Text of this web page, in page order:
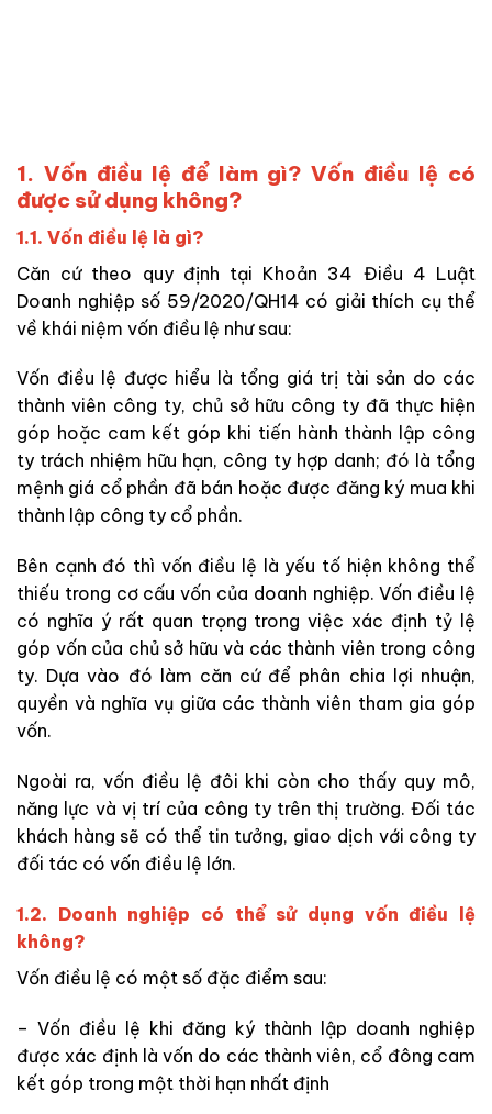
1. Vốn điều lệ để làm gì? Vốn điều lệ có
được sử dụng không?
1.1. Vốn điều lệ là gì?
Căn cứ theo quy định tại Khoản 34 Điều 4 Luật
Doanh nghiệp số 59/2020/QH14 có giải thích cụ thể
về khái niệm vốn điều lệ như sau:
Vốn điều lệ được hiểu là tổng giá trị tài sản do các
thành viên công ty, chủ sở hữu công ty đã thực hiện
góp hoặc cam kết góp khi tiến hành thành lập công
ty trách nhiệm hữu hạn, công ty hợp danh; đó là tổng
mệnh giá cổ phần đã bán hoặc được đăng ký mua khi
thành lập công ty cổ phần.
Bên cạnh đó thì vốn điều lệ là yếu tố hiện không thể
thiếu trong cơ cấu vốn của doanh nghiệp. Vốn điều lệ
có nghĩa ý rất quan trọng trong việc xác định tỷ lệ
góp vốn của chủ sở hữu và các thành viên trong công
ty. Dựa vào đó làm căn cứ để phân chia lợi nhuận,
quyền và nghĩa vụ giữa các thành viên tham gia góp
vốn.
Ngoài ra, vốn điều lệ đôi khi còn cho thấy quy mô,
năng lực và vị trí của công ty trên thị trường. Đối tác
khách hàng sẽ có thể tin tưởng, giao dịch với công ty
đối tác có vốn điều lệ lớn.
1.2. Doanh nghiệp có thể sử dụng vốn điều lệ
không?
Vốn điều lệ có một số đặc điểm sau:
– Vốn điều lệ khi đăng ký thành lập doanh nghiệp
được xác định là vốn do các thành viên, cổ đông cam
kết góp trong một thời hạn nhất định